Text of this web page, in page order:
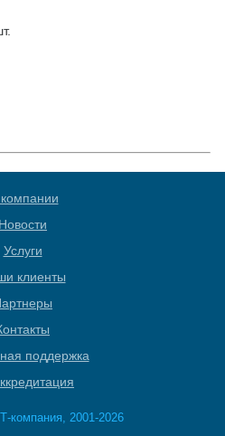
Новости
Услуги
клиенты
поддержка
2001-2026